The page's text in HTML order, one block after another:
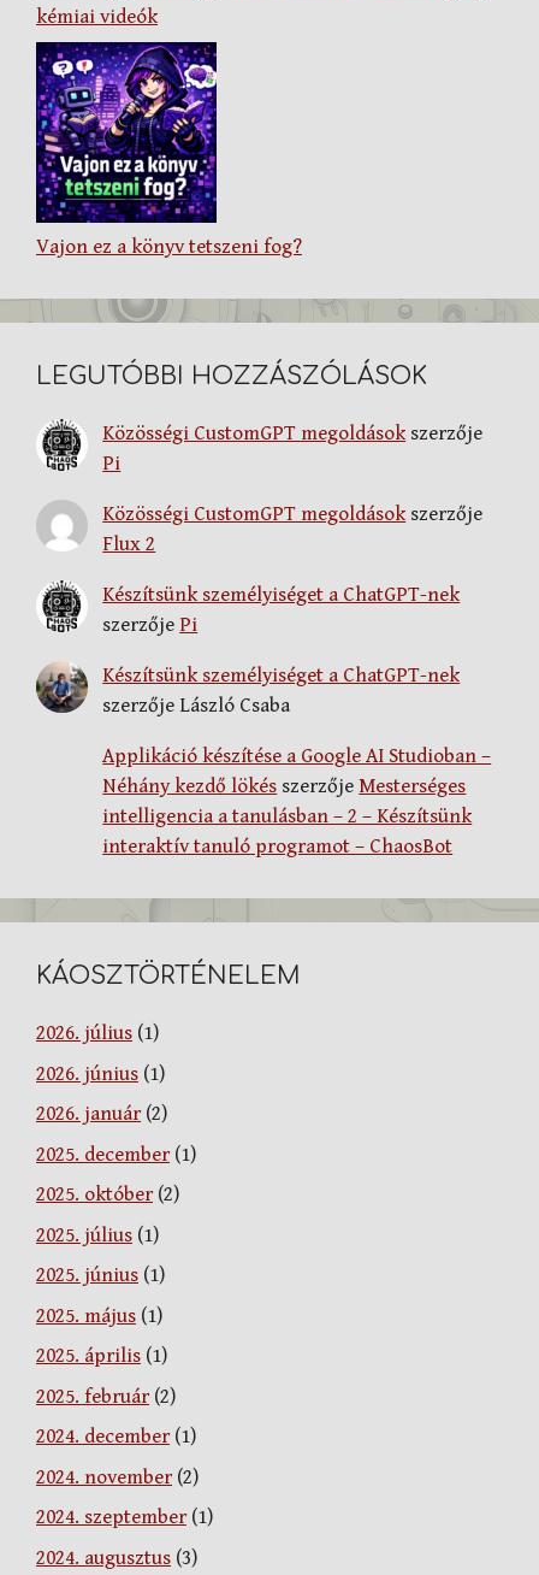
kémiai videók
Vajon ez a könyv tetszeni fog?
LEGUTÓBBI HOZZÁSZÓLÁSOK
Közösségi CustomGPT megoldásokszerzője
Pi
Közösségi CustomGPT megoldásokszerzője
Flux 2
Készítsünk személyiséget a ChatGPT-nek
szerzője Pi
Készítsünk személyiséget a ChatGPT-nek
szerzője László Csaba
Applikáció készítése a Google AI Studioban –
Néhány kezdő lökés szerzőjeMesterséges
intelligencia a tanulásban – 2 – Készítsünk
interaktív tanuló programot – ChaosBot
KÁOSZTÖRTÉNELEM
2026. július (1)
2026. június (1)
2026. január(2)
2025. december(1)
2025. október(2)
2025. július (1)
2025. június (1)
2025. május (1)
2025. április (1)
2025. február(2)
2024. december(1)
2024. november(2)
2024. szeptember(1)
2024. augusztus (3)